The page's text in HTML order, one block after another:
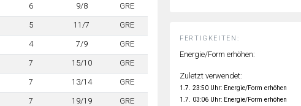
6 9/8 GRE
5 11/7 GRE
4 7/9 GRE
7 15/10 GRE
7 13/14 GRE
7 19/19 GRE
FERTIGKEITEN:
Energie/Form erhöhen:
Zuletzt verwendet:
1.7. 23:50 Uhr: Energie/Form erhöhen
1.7. 03:06 Uhr: Energie/Form erhöhen